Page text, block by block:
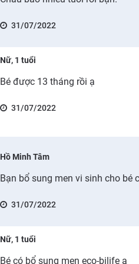
31/07/2022
Nữ, 1 tuổi
Bé được 13 tháng rồi ạ
31/07/2022
Hồ Minh Tâm
Bạn bổ sung men vi sinh cho bé
31/07/2022
Nữ, 1 tuổi
Bé có bổ sung men eco-bilife ạ